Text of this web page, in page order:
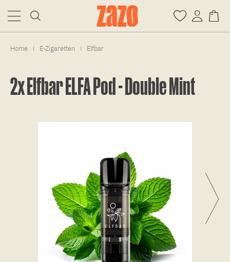
Home | E-Zigaretten | Elfbar
2x Elfbar ELFA Pod - Double Mint